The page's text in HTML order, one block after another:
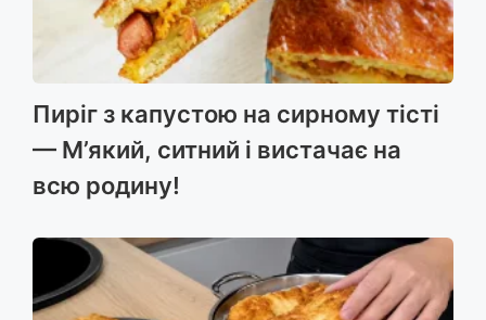
Пиріг з капустою на сирному тісті
— М’який, ситний і вистачає на
всю родину!